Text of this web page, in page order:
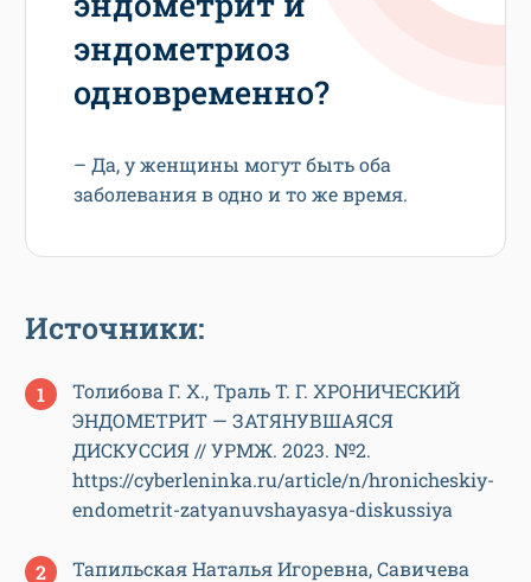
эндометриоз
одновременно?
– Да, у женщины могут быть оба
заболевания в одно и то же время.
Источники:
Толибова Г. Х., Траль Т. Г. ХРОНИЧЕСКИЙ
ЭНДОМЕТРИТ — ЗАТЯНУВШАЯСЯ
ДИСКУССИЯ // УРМЖ. 2023. №2.
https://cyberleninka.ru/article/n/hronicheskiy-
endometrit-zatyanuvshayasya-diskussiya
Тапильская Наталья Игоревна, Савичева